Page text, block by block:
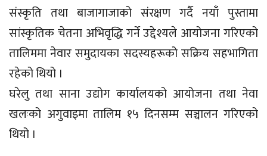
संस्कृति तथा बाजागाजाको संरक्षण गर्दै नयाँ पुस्तामा
सांस्कृतिक चेतना अभिवृद्धि गर्ने उद्देश्यले आयोजना गरिएको
तालिममा नेवार समुदायका सदस्यहरूको सक्रिय सहभागिता
रहेको थियो ।
घरेलु तथा साना उद्योग कार्यालयको आयोजना तथा नेवा
खलःको अगुवाइमा तालिम १५ दिनसम्म सञ्चालन गरिएको
थियो ।